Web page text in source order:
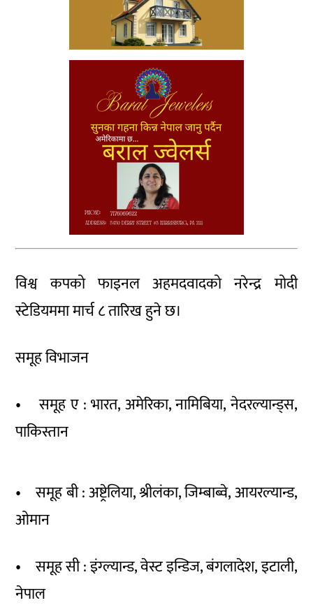
विश्व कपको फाइनल अहमदवादको नरेन्द्र मोदी
स्टेडियममा मार्च ८ तारिख हुने छ।
समूह विभाजन
• समूह ए : भारत, अमेरिका, नामिबिया, नेदरल्यान्ड्स,
पाकिस्तान
• समूह बी : अष्ट्रेलिया, श्रीलंका, जिम्बाब्वे, आयरल्यान्ड,
ओमान
• समूह सी : इंग्ल्यान्ड, वेस्ट इन्डिज, बंगलादेश, इटाली,
नेपाल